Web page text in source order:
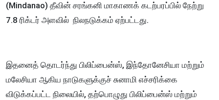
(Mindanao) தீவின் சரங்கனி மாகாணக் கடற்பரப்பில் நேற்று
7.8 ரிக்டர் அளவில் நிலநடுக்கம் ஏற்பட்டது.
இதனைத் தொடர்ந்து பிலிப்பைன்ஸ், இந்தோனேசியா மற்றும்
மலேசியா ஆகிய நாடுகளுக்குச் சுனாமி எச்சரிக்கை
விடுக்கப்பட்ட நிலையில், தற்பொழுது பிலிப்பைன்ஸ் மற்றும்